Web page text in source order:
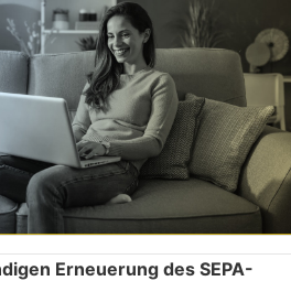
Erneuerung des SEPA-